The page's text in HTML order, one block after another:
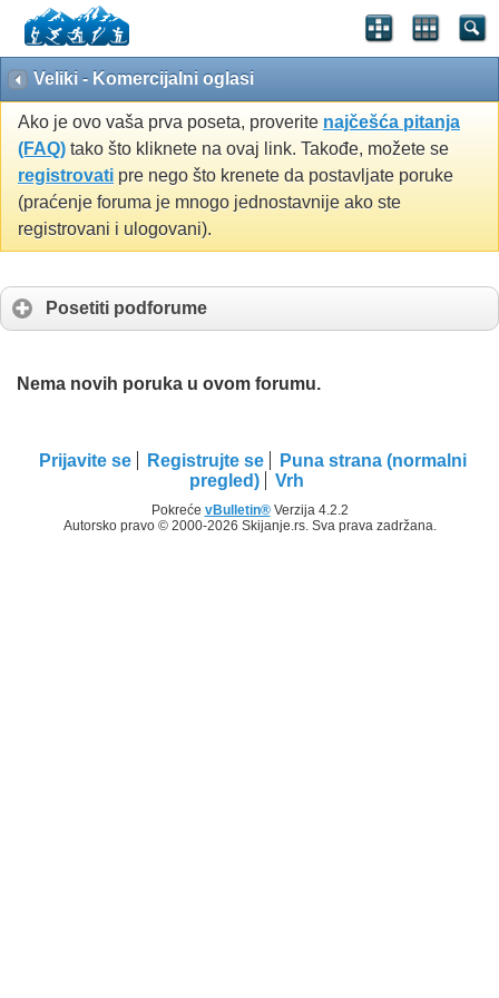
Veliki - Komercijalni oglasi
Ako je ovo vaša prva poseta, proverite najčešća pitanja
(FAQ) tako što kliknete na ovaj link. Takođe, možete se
registrovati pre nego što krenete da postavljate poruke
(praćenje foruma je mnogo jednostavnije ako ste
registrovani i ulogovani).
Posetiti podforume
Nema novih poruka u ovom forumu.
Prijavite se Registrujte se
Puna strana (normalni
pregled)
Vrh
Pokreće vBulletin®Verzija 4.2.2
Autorsko pravo © 2000-2026 Skijanje.rs. Sva prava zadržana.